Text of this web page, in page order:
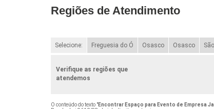
Regiões de Atendimento
Selecione: Freguesia do Ó Osasco Osasco
Verifique as regiões que
atendemos
O conteúdo do texto "Encontrar Espaço para Evento de Empresa